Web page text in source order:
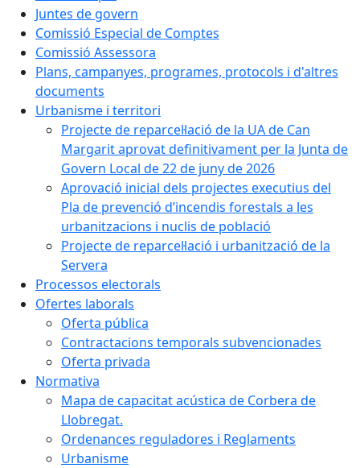
Juntes de govern
Comissió Especial de Comptes
Comissió Assessora
Plans, campanyes, programes, protocols i d'altres
documents
Urbanisme i territori
Projecte de reparcel·lació de la UA de Can
Margarit aprovat definitivament per la Junta de
Govern Local de 22 de juny de 2026
Aprovació inicial dels projectes executius del
Pla de prevenció d’incendis forestals a les
urbanitzacions i nuclis de població
Projecte de reparcel·lació i urbanització de la
Servera
Processos electorals
Ofertes laborals
Oferta pública
Contractacions temporals subvencionades
Oferta privada
Normativa
Mapa de capacitat acústica de Corbera de
Llobregat.
Ordenances reguladores i Reglaments
Urbanisme